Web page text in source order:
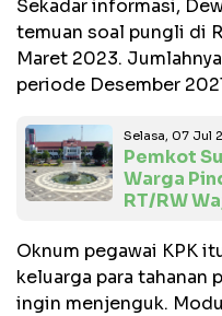
Sekadar informasi,
temuan soal pungli di
Maret 2023.
periode Desember
Selasa, 07 Jul
Pemkot
Warga
RT/RW
Oknum pegawai KPK
keluarga para tahanan
ingin menjenguk.